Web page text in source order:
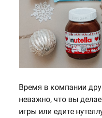
Время в компании
неважно, что вы
игры или едите